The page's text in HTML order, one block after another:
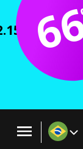
cursos